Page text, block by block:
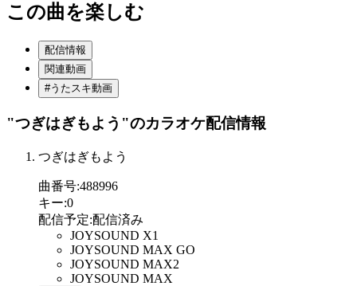
この曲を楽しむ
配信情報
関連動画
#うたスキ動画
"つぎはぎもよう"のカラオケ配信情報
つぎはぎもよう
曲番号:488996
キー:0
配信予定:配信済み
JOYSOUND X1
JOYSOUND MAX GO
JOYSOUND MAX2
JOYSOUND MAX